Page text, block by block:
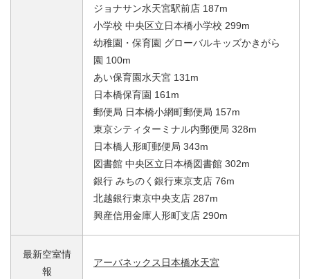
ジョナサン水天宮駅前店 187m
小学校 中央区立日本橋小学校 299m
幼稚園・保育園 グローバルキッズかきがら
園 100m
あい保育園水天宮 131m
日本橋保育園 161m
郵便局 日本橋小網町郵便局 157m
東京シティターミナル内郵便局 328m
日本橋人形町郵便局 343m
図書館 中央区立日本橋図書館 302m
銀行 みちのく銀行東京支店 76m
北越銀行東京中央支店 287m
興産信用金庫人形町支店 290m
最新空室情
報
アーバネックス日本橋水天宮